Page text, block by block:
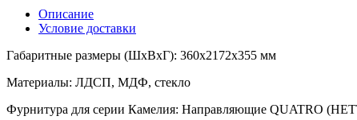
Описание
Условие доставки
Габаритные размеры (ШхВхГ): 360х2172х355 мм
Материалы: ЛДСП, МДФ, стекло
Фурнитура для серии Камелия: Направляющие QUATRO